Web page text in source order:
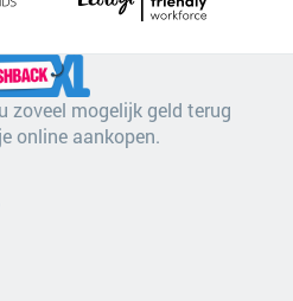
zoveel mogelijk geld terug
online aankopen.